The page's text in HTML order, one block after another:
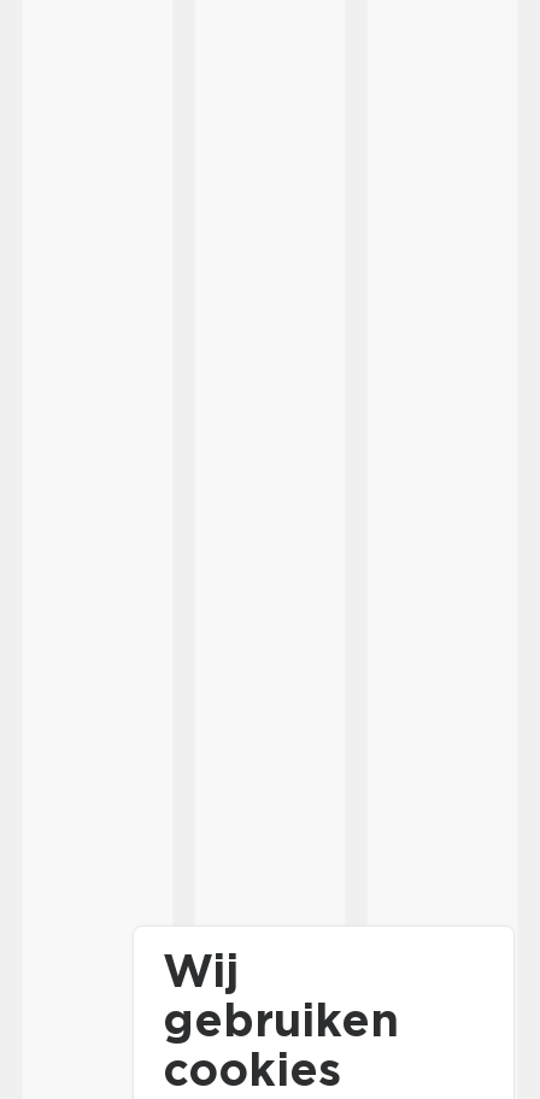
Wij
gebruiken
cookies